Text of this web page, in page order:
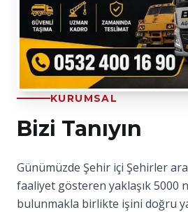
KURUMSAL
Bizi Tanıyın
Günümüzde Şehir içi Şehirler
faaliyet gösteren yaklaşık 5000
bulunmakla birlikte işini doğru